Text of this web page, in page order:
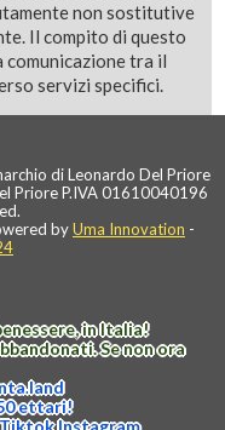
non sostitutive
Il compito di questo
tra il
servizi specifici.
di Leonardo Del Priore
Priore P.IVA 01610040196
byUma Innovation -
in Italia!
Se non ora
.land
ettari!
TiktokInstagram